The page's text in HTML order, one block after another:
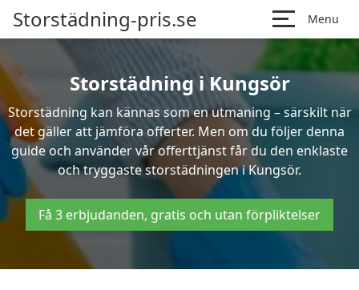
Storstädning-pris.se Menu
Storstädning i Kungsör
Storstädning kan kännas som en utmaning – särskilt när
det gäller att jämföra offerter. Men om du följer denna
guide och använder vår offerttjänst får du den enklaste
och tryggaste storstädningen i Kungsör.
Få 3 erbjudanden, gratis och utan förpliktelser